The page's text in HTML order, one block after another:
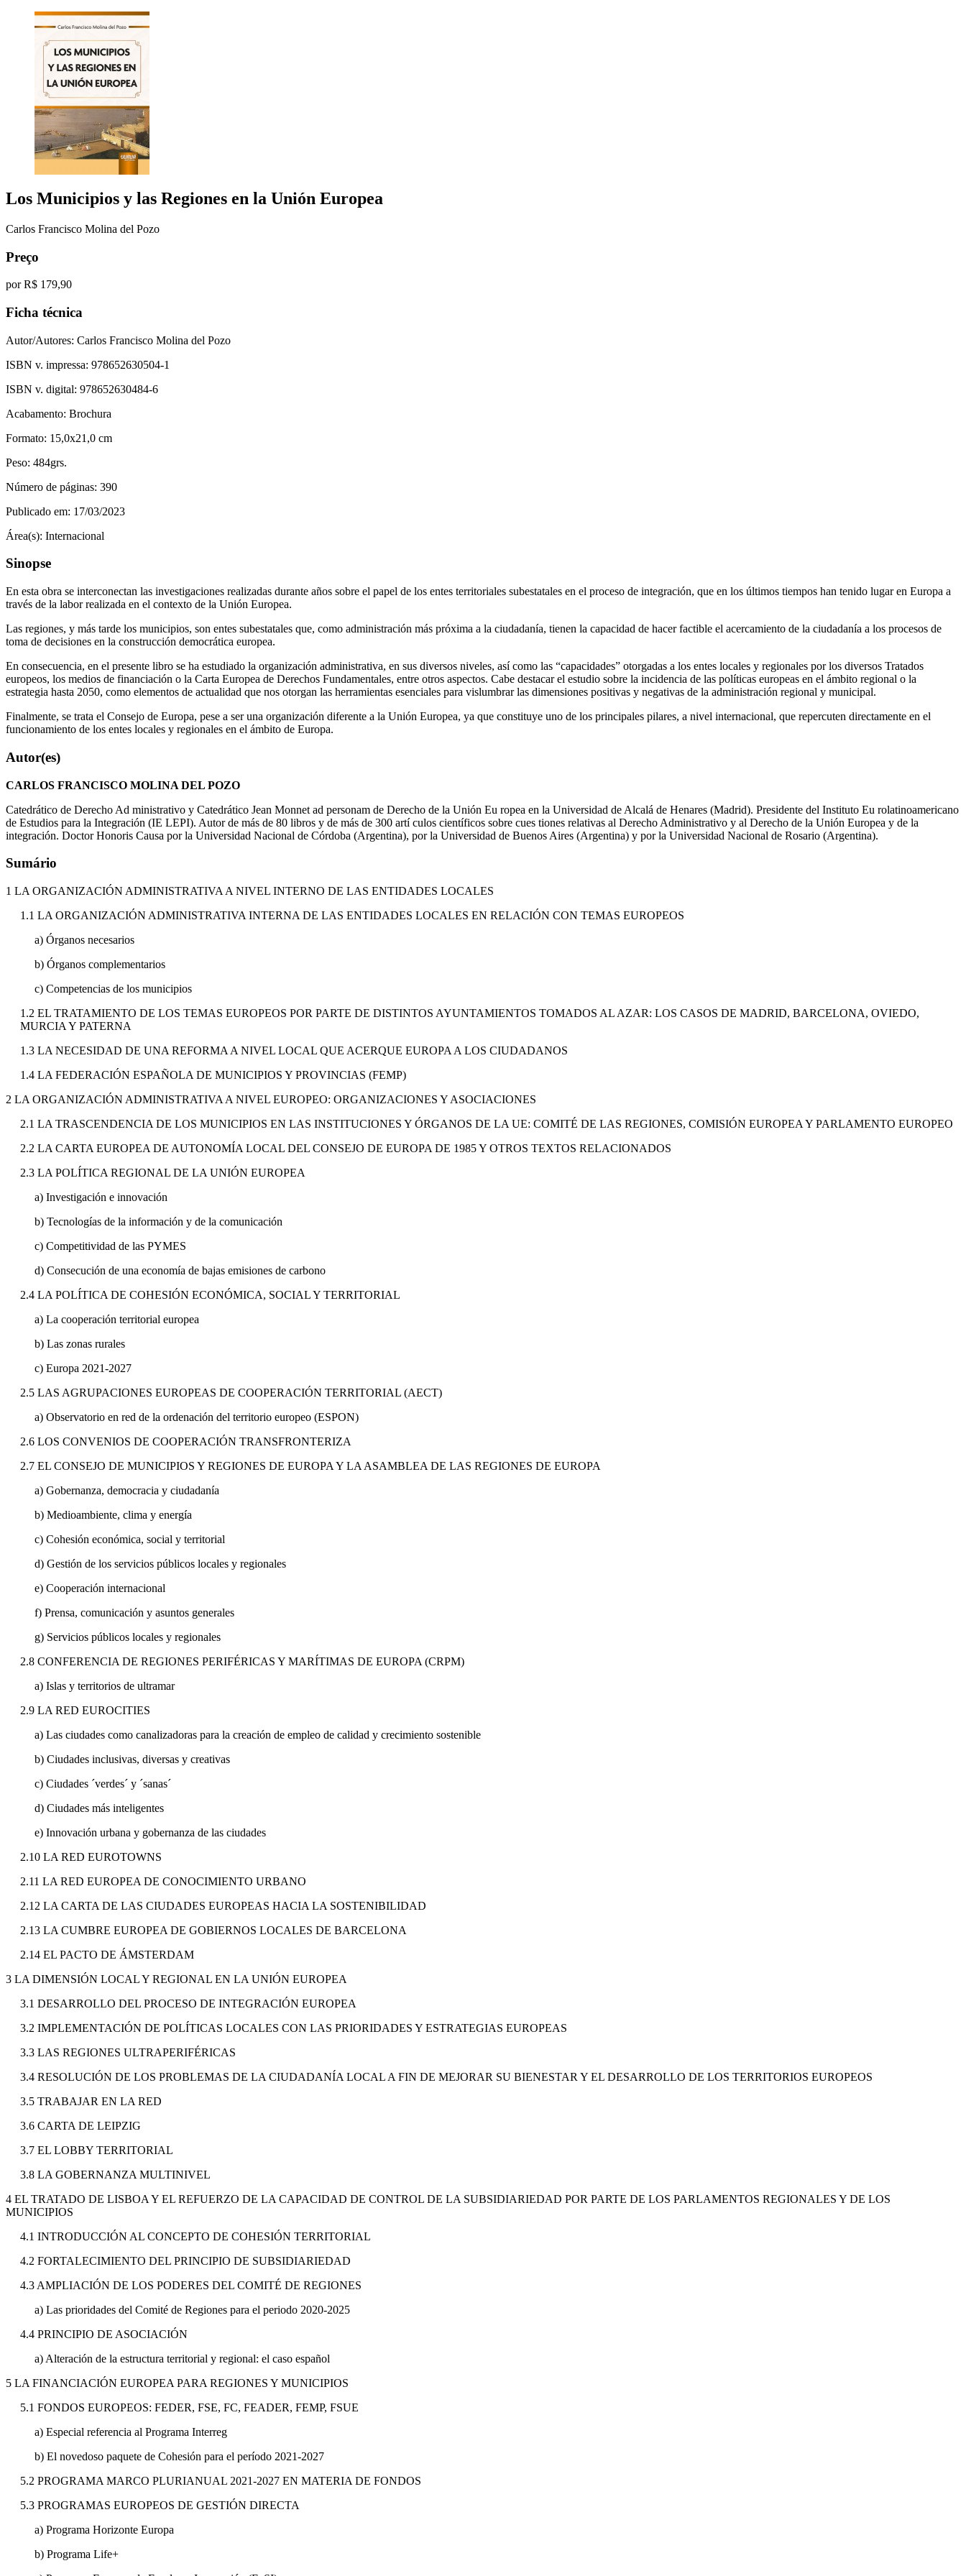
Los Municipios y las Regiones en la Unión Europea
Carlos Francisco Molina del Pozo
Preço
porR$ 179,90
Ficha técnica
Autor/Autores: Carlos Francisco Molina del Pozo
ISBN v. impressa: 978652630504-1
ISBN v. digital: 978652630484-6
Acabamento: Brochura
Formato: 15,0x21,0 cm
Peso: 484grs.
Número de páginas: 390
Publicado em: 17/03/2023
Área(s): Internacional
Sinopse
En esta obra se interconectan las investigaciones realizadas durante años sobre el papel de los entes territoriales subestatales en el proceso de integración, que en los últimos tiempos han tenido lugar en Europa a
través de la labor realizada en el contexto de la Unión Europea.
Las regiones, y más tarde los municipios, son entes subestatales que, como administración más próxima a la ciudadanía, tienen la capacidad de hacer factible el acercamiento de la ciudadanía a los procesos de
toma de decisiones en la construcción democrática europea.
En consecuencia, en el presente libro se ha estudiado la organización administrativa, en sus diversos niveles, así como las “capacidades” otorgadas a los entes locales y regionales por los diversos Tratados
europeos, los medios de financiación o la Carta Europea de Derechos Fundamentales, entre otros aspectos. Cabe destacar el estudio sobre la incidencia de las políticas europeas en el ámbito regional o la
estrategia hasta 2050, como elementos de actualidad que nos otorgan las herramientas esenciales para vislumbrar las dimensiones positivas y negativas de la administración regional y municipal.
Finalmente, se trata el Consejo de Europa, pese a ser una organización diferente a la Unión Europea, ya que constituye uno de los principales pilares, a nivel internacional, que repercuten directamente en el
funcionamiento de los entes locales y regionales en el ámbito de Europa.
Autor(es)
CARLOS FRANCISCO MOLINA DEL POZO
Catedrático de Derecho Ad ministrativo y Catedrático Jean Monnet ad personam de Derecho de la Unión Eu ropea en la Universidad de Alcalá de Henares (Madrid). Presidente del Instituto Eu rolatinoamericano
de Estudios para la Integración (IE LEPI). Autor de más de 80 libros y de más de 300 artí culos científicos sobre cues tiones relativas al Derecho Administrativo y al Derecho de la Unión Europea y de la
integración. Doctor Honoris Causa por la Universidad Nacional de Córdoba (Argentina), por la Universidad de Buenos Aires (Argentina) y por la Universidad Nacional de Rosario (Argentina).
Sumário
1 LA ORGANIZACIÓN ADMINISTRATIVA A NIVEL INTERNO DE LAS ENTIDADES LOCALES
1.1 LA ORGANIZACIÓN ADMINISTRATIVA INTERNA DE LAS ENTIDADES LOCALES EN RELACIÓN CON TEMAS EUROPEOS
a) Órganos necesarios
b) Órganos complementarios
c) Competencias de los municipios
1.2 EL TRATAMIENTO DE LOS TEMAS EUROPEOS POR PARTE DE DISTINTOS AYUNTAMIENTOS TOMADOS AL AZAR: LOS CASOS DE MADRID, BARCELONA, OVIEDO,
MURCIA Y PATERNA
1.3 LA NECESIDAD DE UNA REFORMA A NIVEL LOCAL QUE ACERQUE EUROPA A LOS CIUDADANOS
1.4 LA FEDERACIÓN ESPAÑOLA DE MUNICIPIOS Y PROVINCIAS (FEMP)
2 LA ORGANIZACIÓN ADMINISTRATIVA A NIVEL EUROPEO: ORGANIZACIONES Y ASOCIACIONES
2.1 LA TRASCENDENCIA DE LOS MUNICIPIOS EN LAS INSTITUCIONES Y ÓRGANOS DE LA UE: COMITÉ DE LAS REGIONES, COMISIÓN EUROPEA Y PARLAMENTO EUROPEO
2.2 LA CARTA EUROPEA DE AUTONOMÍA LOCAL DEL CONSEJO DE EUROPA DE 1985 Y OTROS TEXTOS RELACIONADOS
2.3 LA POLÍTICA REGIONAL DE LA UNIÓN EUROPEA
a) Investigación e innovación
b) Tecnologías de la información y de la comunicación
c) Competitividad de las PYMES
d) Consecución de una economía de bajas emisiones de carbono
2.4 LA POLÍTICA DE COHESIÓN ECONÓMICA, SOCIAL Y TERRITORIAL
a) La cooperación territorial europea
b) Las zonas rurales
c) Europa 2021-2027
2.5 LAS AGRUPACIONES EUROPEAS DE COOPERACIÓN TERRITORIAL (AECT)
a) Observatorio en red de la ordenación del territorio europeo (ESPON)
2.6 LOS CONVENIOS DE COOPERACIÓN TRANSFRONTERIZA
2.7 EL CONSEJO DE MUNICIPIOS Y REGIONES DE EUROPA Y LA ASAMBLEA DE LAS REGIONES DE EUROPA
a) Gobernanza, democracia y ciudadanía
b) Medioambiente, clima y energía
c) Cohesión económica, social y territorial
d) Gestión de los servicios públicos locales y regionales
e) Cooperación internacional
f) Prensa, comunicación y asuntos generales
g) Servicios públicos locales y regionales
2.8 CONFERENCIA DE REGIONES PERIFÉRICAS Y MARÍTIMAS DE EUROPA (CRPM)
a) Islas y territorios de ultramar
2.9 LA RED EUROCITIES
a) Las ciudades como canalizadoras para la creación de empleo de calidad y crecimiento sostenible
b) Ciudades inclusivas, diversas y creativas
c) Ciudades ´verdes´ y ´sanas´
d) Ciudades más inteligentes
e) Innovación urbana y gobernanza de las ciudades
2.10 LA RED EUROTOWNS
2.11 LA RED EUROPEA DE CONOCIMIENTO URBANO
2.12 LA CARTA DE LAS CIUDADES EUROPEAS HACIA LA SOSTENIBILIDAD
2.13 LA CUMBRE EUROPEA DE GOBIERNOS LOCALES DE BARCELONA
2.14 EL PACTO DE ÁMSTERDAM
3 LA DIMENSIÓN LOCAL Y REGIONAL EN LA UNIÓN EUROPEA
3.1 DESARROLLO DEL PROCESO DE INTEGRACIÓN EUROPEA
3.2 IMPLEMENTACIÓN DE POLÍTICAS LOCALES CON LAS PRIORIDADES Y ESTRATEGIAS EUROPEAS
3.3 LAS REGIONES ULTRAPERIFÉRICAS
3.4 RESOLUCIÓN DE LOS PROBLEMAS DE LA CIUDADANÍA LOCAL A FIN DE MEJORAR SU BIENESTAR Y EL DESARROLLO DE LOS TERRITORIOS EUROPEOS
3.5 TRABAJAR EN LA RED
3.6 CARTA DE LEIPZIG
3.7 EL LOBBY TERRITORIAL
3.8 LA GOBERNANZA MULTINIVEL
4 EL TRATADO DE LISBOA Y EL REFUERZO DE LA CAPACIDAD DE CONTROL DE LA SUBSIDIARIEDAD POR PARTE DE LOS PARLAMENTOS REGIONALES Y DE LOS
MUNICIPIOS
4.1 INTRODUCCIÓN AL CONCEPTO DE COHESIÓN TERRITORIAL
4.2 FORTALECIMIENTO DEL PRINCIPIO DE SUBSIDIARIEDAD
4.3 AMPLIACIÓN DE LOS PODERES DEL COMITÉ DE REGIONES
a) Las prioridades del Comité de Regiones para el periodo 2020-2025
4.4 PRINCIPIO DE ASOCIACIÓN
a) Alteración de la estructura territorial y regional: el caso español
5 LA FINANCIACIÓN EUROPEA PARA REGIONES Y MUNICIPIOS
5.1 FONDOS EUROPEOS: FEDER, FSE, FC, FEADER, FEMP, FSUE
a) Especial referencia al Programa Interreg
b) El novedoso paquete de Cohesión para el período 2021-2027
5.2 PROGRAMA MARCO PLURIANUAL 2021-2027 EN MATERIA DE FONDOS
5.3 PROGRAMAS EUROPEOS DE GESTIÓN DIRECTA
a) Programa Horizonte Europa
b) Programa Life+